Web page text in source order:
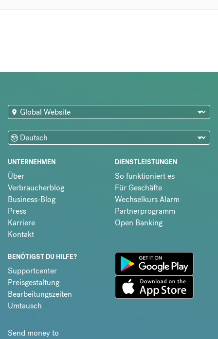
UNTERNEHMEN
Über
Verbraucherblog
Business-Blog
Press
Karriere
Kontakt
DIENSTLEISTUNGEN
So funktioniert es
Für Geschäfte
Wechselkurs Alarm
Partnerprogramm
Open Banking
BENÖTIGST DU HILFE?
Supportcenter
Preisgestaltung
Bearbeitungszeiten
Umtausch
Send money to